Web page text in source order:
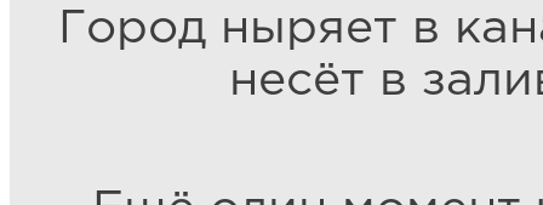
Город ныряет в
несёт в